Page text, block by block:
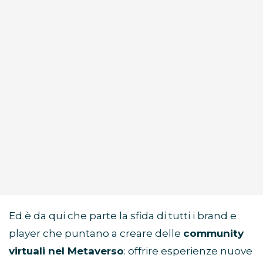
Ed è da qui che parte la sfida di tutti i brand e
player che puntano a creare delle community
virtuali nel Metaverso: offrire esperienze nuove